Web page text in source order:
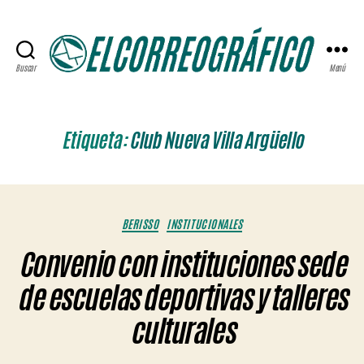
Buscar Menú
Etiqueta:Club Nueva Villa Argüello
Categorías
BERISSO INSTITUCIONALES
Convenio con instituciones sede
de escuelas deportivas y talleres
culturales